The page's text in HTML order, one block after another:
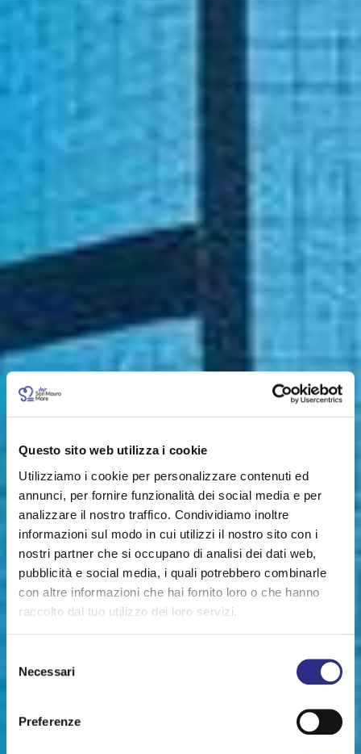
Questo sito web utilizza i cookie
Utilizziamo i cookie per personalizzare contenuti ed
annunci, per fornire funzionalità dei social media e per
analizzare il nostro traffico. Condividiamo inoltre
informazioni sul modo in cui utilizzi il nostro sito con i
nostri partner che si occupano di analisi dei dati web,
pubblicità e social media, i quali potrebbero combinarle
con altre informazioni che hai fornito loro o che hanno
raccolto dal tuo utilizzo dei loro servizi.
delNecessari
Preferenze